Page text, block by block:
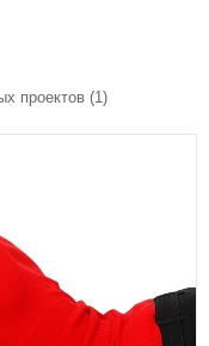
проектов (1)